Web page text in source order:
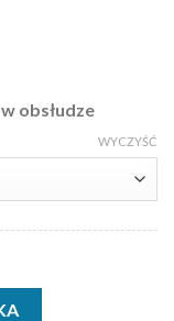
obsłudze
WYCZYŚĆ